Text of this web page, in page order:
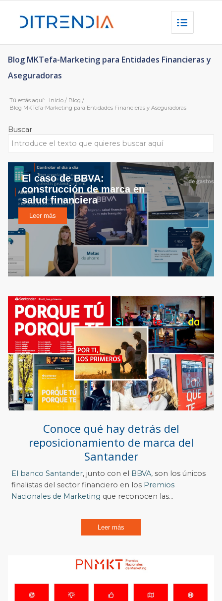
Blog MKTefa-Marketing para Entidades Financieras y
Aseguradoras
Tú estás aquí: Inicio / Blog /
Blog MKTefa-Marketing para Entidades Financieras y Aseguradoras
Buscar
El caso de BBVA:
construcción de marca en
salud financiera
Leer más
Conoce qué hay detrás del
reposicionamiento de marca del
Santander
El bancoSantander, junto con el BBVA, son los únicos
finalistas del sector financiero en los Premios
Nacionales de Marketing que reconocen las...
Leer más